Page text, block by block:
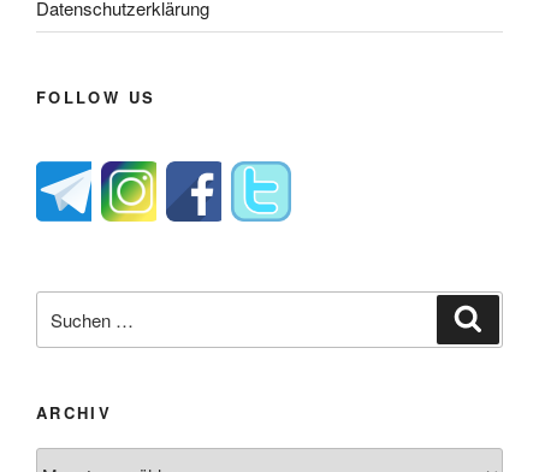
Datenschutzerklärung
FOLLOW US
nach:
ARCHIV